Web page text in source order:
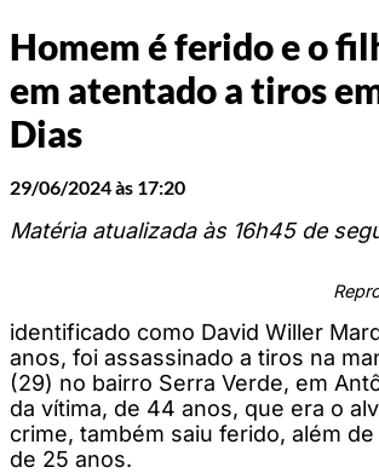
Homem é ferido e o
em atentado a tiros
Dias
29/06/2024 às 17:20
Matéria atualizada às 16h45 de
identificado como David Willer
anos, foi assassinado a tiros na
(29) no bairro Serra Verde, em
da vítima, de 44 anos, que era o
crime, também saiu ferido, além
de 25 anos.